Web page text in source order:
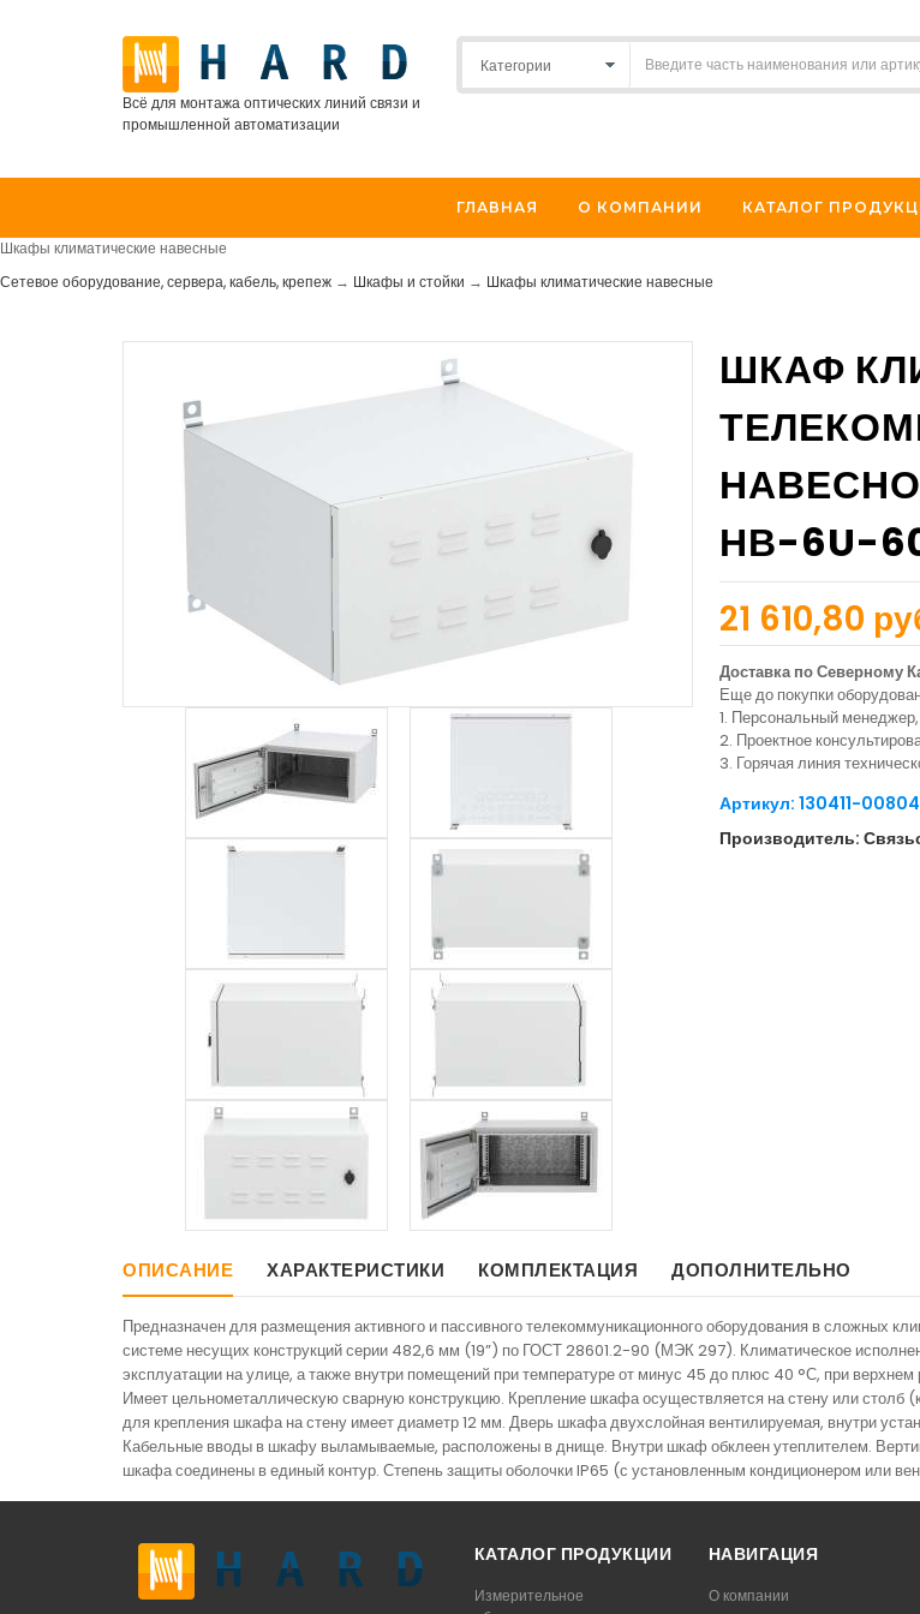
Всё для монтажа оптических линий связи и
промышленной автоматизации
ГЛАВНАЯ О КОМПАНИИ КАТАЛОГ
Шкафы климатические навесные
Сетевое оборудование, сервера, кабель, крепеж → Шкафы и стойки → Шкафы климатические навесные
ШКАФ
НВ-6U-
21 610,80
Доставка по Северному
Еще до покупки
1. Персональный
2. Проектное
3. Горячая линия
Артикул: 130411-00804
Производитель:
ОПИСАНИЕ ХАРАКТЕРИСТИКИ КОМПЛЕКТАЦИЯ ДОПОЛНИТЕЛЬНО
Предназначен для размещения активного и пассивного телекоммуникационного оборудования в сложных
системе несущих конструкций серии 482,6 мм (19”) по ГОСТ 28601.2-90 (МЭК 297). Климатическое
эксплуатации на улице, а также внутри помещений при температуре от минус 45 до плюс 40 °С, при
Имеет цельнометаллическую сварную конструкцию. Крепление шкафа осуществляется на стену или столб
для крепления шкафа на стену имеет диаметр 12 мм. Дверь шкафа двухслойная вентилируемая, внутри
Кабельные вводы в шкафу выламываемые, расположены в днище. Внутри шкаф обклеен утеплителем.
шкафа соединены в единый контур. Степень защиты оболочки IP65 (с установленным кондиционером или
КАТАЛОГ ПРОДУКЦИИ
Измерительное
НАВИГАЦИЯ
О компании